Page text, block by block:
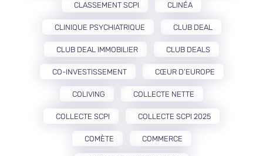
CLASSEMENT SCPI CLINÉA
CLINIQUE PSYCHIATRIQUE CLUB DEAL
CLUB DEAL IMMOBILIER CLUB DEALS
CO-INVESTISSEMENT CŒUR D’EUROPE
COLIVING COLLECTE NETTE
COLLECTE SCPI COLLECTE SCPI 2025
COMÈTE COMMERCE